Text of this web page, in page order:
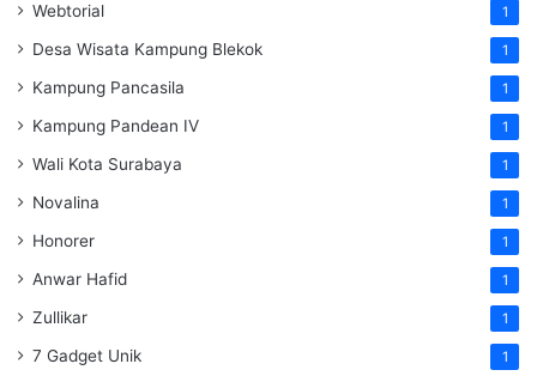
Webtorial 1
Desa Wisata Kampung Blekok 1
Kampung Pancasila 1
Kampung Pandean IV 1
Wali Kota Surabaya 1
Novalina 1
Honorer 1
Anwar Hafid 1
Zullikar 1
7 Gadget Unik 1